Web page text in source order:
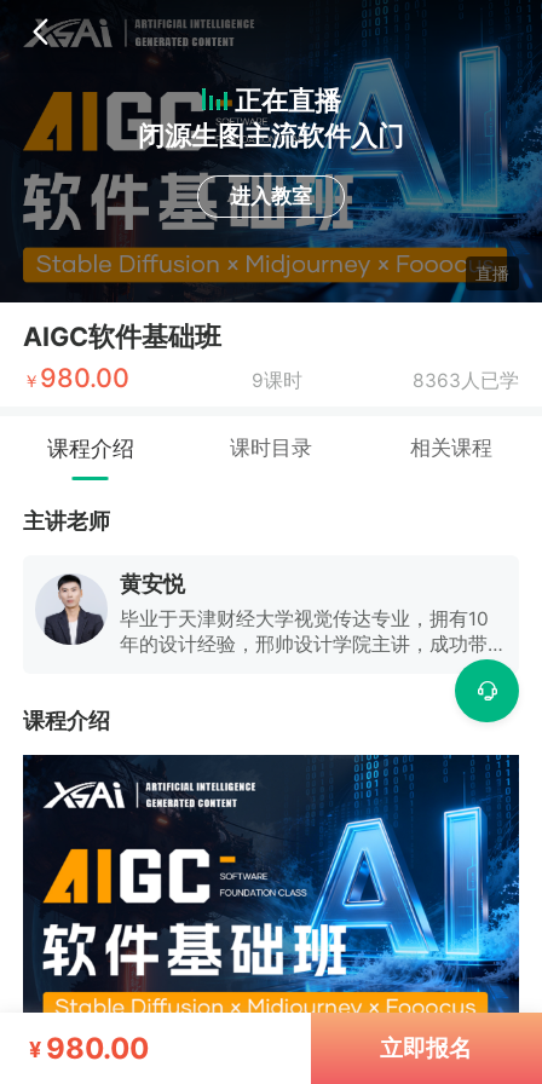
直播
正在直播
闭源生图主流软件入门
进入教室
AIGC软件基础班
￥ 980.00 9课时 8363人已学
课程介绍 课时目录 相关课程
主讲老师
黄安悦
毕业于天津财经大学视觉传达专业，拥有10
年的设计经验，邢帅设计学院主讲，成功带入
接单学员中标500多，成功让学员进入平面行
业月薪10000，兼职接单5000+一个月，德国
生物博物馆logo、天津金融博物馆logo，首席
司，专注平面视觉设计。
课程介绍
¥ 980.00 立即报名